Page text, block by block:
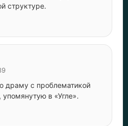
структуре.
драму с проблематикой
упомянутую в «Угле».